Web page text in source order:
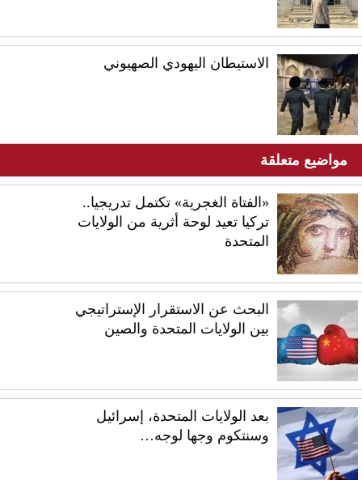
الاستيطان اليهودي الصهيوني
مواضيع متعلقة
«الفتاة الغجرية» تكتمل تدريجيا..
تركيا تعيد لوحة أثرية من الولايات
المتحدة
البحث عن الاستقرار الإستراتيجي
بين الولايات المتحدة والصين
بعد الولايات المتحدة، إسرائيل
وسنتكوم وجها لوجه…